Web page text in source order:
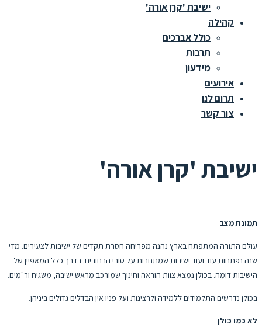
ישיבת 'קרן אורה'
קהילה
כולל אברכים
תרבות
מידעון
אירועים
תרום לנו
צור קשר
ישיבת 'קרן אורה'
תמונת מצב
עולם התורה המתפתח בארץ נהנה מפריחה חסרת תקדים של ישיבות לצעירים. מדי
שנה נפתחות עוד ועוד ישיבות שמתחרות על טובי הבחורים. בדרך כלל המאפיין של
הישיבות דומה. בכולן נמצא צוות הוראה וחינוך שמורכב מראש ישיבה, משגיח ור"מים.
בכולן נדרשים התלמידים ללמידה ולרצינות ועל פניו אין הבדלים גדולים ביניהן.
לא כמו כולן